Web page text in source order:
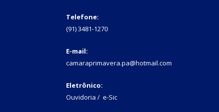
Telefone:
(91) 3481-1270
E-mail:
camaraprimavera.pa@hotmail.com
Eletrônico:
Ouvidoria / e-Sic